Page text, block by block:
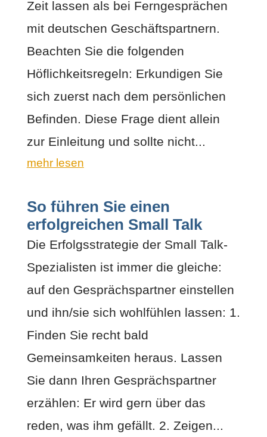
Zeit lassen als bei Ferngesprächen
mit deutschen Geschäftspartnern.
Beachten Sie die folgenden
Höflichkeitsregeln: Erkundigen Sie
sich zuerst nach dem persönlichen
Befinden. Diese Frage dient allein
zur Einleitung und sollte nicht...
mehr lesen
So führen Sie einen
erfolgreichen Small Talk
Die Erfolgsstrategie der Small Talk-
Spezialisten ist immer die gleiche:
auf den Gesprächspartner einstellen
und ihn/sie sich wohlfühlen lassen: 1.
Finden Sie recht bald
Gemeinsamkeiten heraus. Lassen
Sie dann Ihren Gesprächspartner
erzählen: Er wird gern über das
reden, was ihm gefällt. 2. Zeigen...